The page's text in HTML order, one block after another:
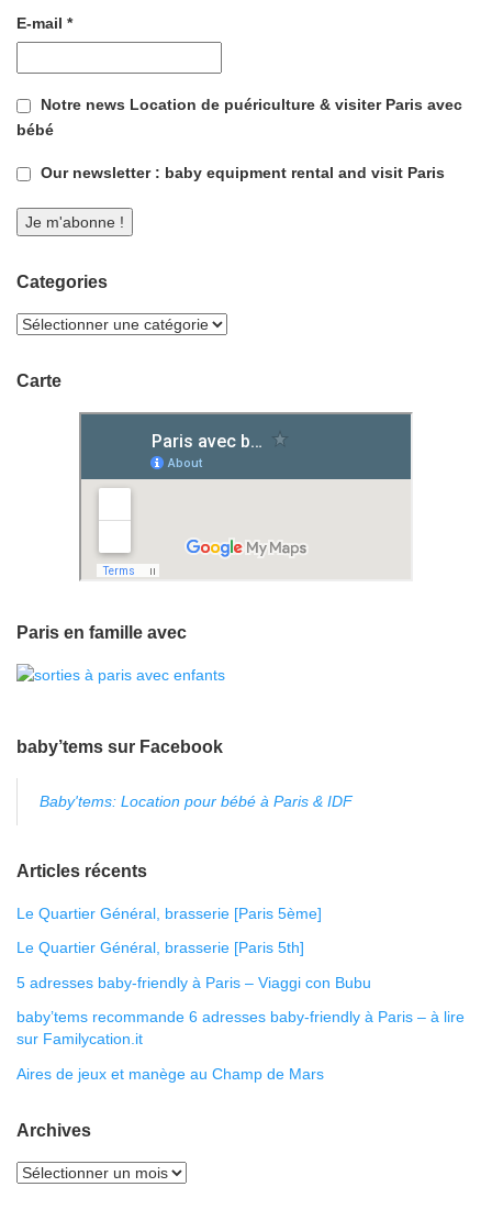
E-mail *
Notre news Location de puériculture & visiter Paris avec
bébé
Our newsletter : baby equipment rental and visit Paris
Categories
Carte
Paris en famille avec
baby’tems sur Facebook
Baby'tems: Location pour bébé à Paris & IDF
Articles récents
Le Quartier Général, brasserie [Paris 5ème]
Le Quartier Général, brasserie [Paris 5th]
5 adresses baby-friendly à Paris – Viaggi con Bubu
baby’tems recommande 6 adresses baby-friendly à Paris – à lire
sur Familycation.it
Aires de jeux et manège au Champ de Mars
Archives